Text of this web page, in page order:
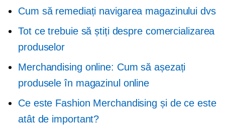
Cum să remediați navigarea magazinului dvs
Tot ce trebuie să știți despre comercializarea
produselor
Merchandising online: Cum să așezați
produsele în magazinul online
Ce este Fashion Merchandising și de ce este
atât de important?